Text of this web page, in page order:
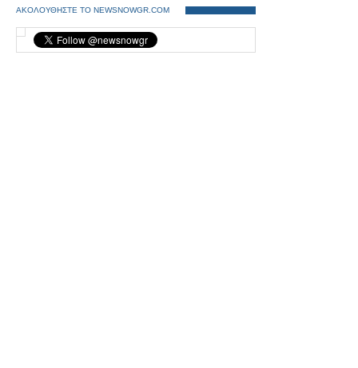
ΑΚΟΛΟΥΘΗΣΤΕ ΤΟ NEWSNOWGR.COM